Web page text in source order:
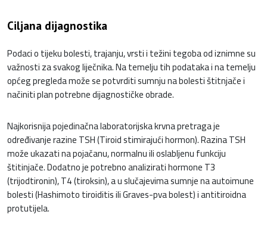
Ciljana dijagnostika
Podaci o tijeku bolesti, trajanju, vrsti i težini tegoba od iznimne su
važnosti za svakog liječnika. Na temelju tih podataka i na temelju
općeg pregleda može se potvrditi sumnju na bolesti štitnjače i
načiniti plan potrebne dijagnostičke obrade.
Najkorisnija pojedinačna laboratorijska krvna pretraga je
određivanje razine TSH (Tiroid stimirajući hormon). Razina TSH
može ukazati na pojačanu, normalnu ili oslabljenu funkciju
štitinjače. Dodatno je potrebno analizirati hormone T3
(trijodtironin), T4 (tiroksin), a u slučajevima sumnje na autoimune
bolesti (Hashimoto tiroiditis ili Graves-pva bolest) i antitiroidna
protutijela.